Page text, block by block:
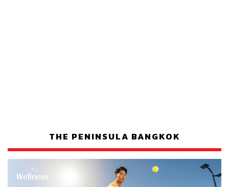
THE PENINSULA BANGKOK